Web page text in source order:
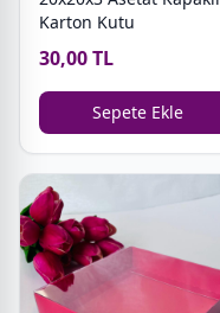
Karton Kutu
30,00 TL
Sepete Ekle